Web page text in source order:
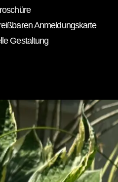
Anmeldungskarte
Gestaltung